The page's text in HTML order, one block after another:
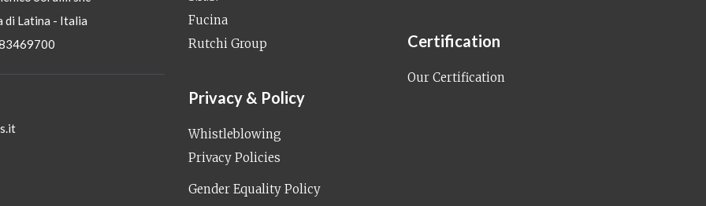
di Latina - Italia
Fucina
Rutchi Group
Privacy & Policy
Whistleblowing
Privacy Policies
Gender Equality Policy
Certification
Our Certification